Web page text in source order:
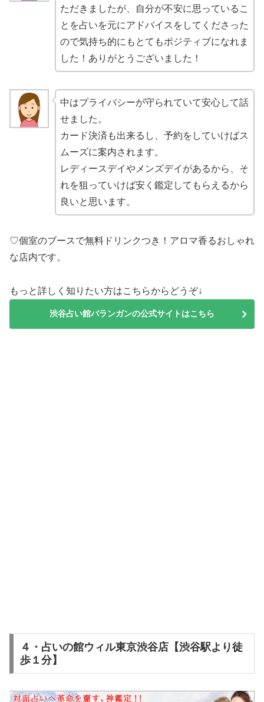
ただきましたが、自分が不安に思っているこ
とを占いを元にアドバイスをしてくださった
ので気持ち的にもとてもポジティブになれま
した！ありがとうございました！
中はプライバシーが守られていて安心して話
せました。
カード決済も出来るし、予約をしていけばス
ムーズに案内されます。
レディースデイやメンズデイがあるから、そ
れを狙っていけば安く鑑定してもらえるから
良いと思います。
♡個室のブースで無料ドリンクつき！アロマ香るおしゃれ
な店内です。
もっと詳しく知りたい方はこちらからどうぞ↓
渋谷占い館バランガンの公式サイトはこちら
４・占いの館ウィル東京渋谷店【渋谷駅より徒
歩１分】